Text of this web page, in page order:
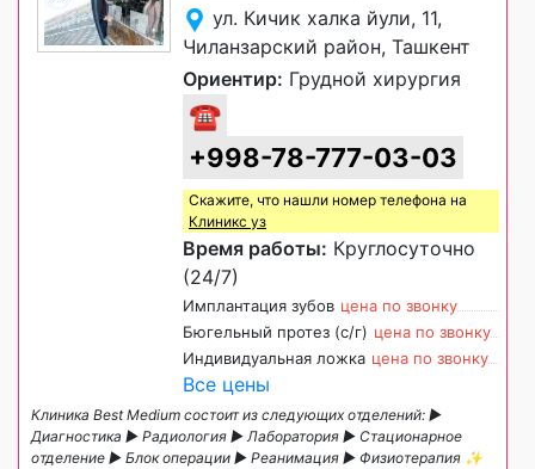
ул. Кичик халка йули, 11,
Чиланзарский район, Ташкент
Ориентир: Грудной хирургия
☎
+998-78-777-03-03
Скажите, что нашли номер телефона на
Клиникс уз
Время работы: Круглосуточно
(24/7)
Имплантация зубов цена по звонку
Бюгельный протез (с/г) цена по звонку
Индивидуальная ложка цена по звонку
Все цены
Клиника Best Medium состоит из следующих отделений: ►
Диагностика ► Радиология ► Лаборатория ► Стационарное
отделение ► Блок операции ► Реанимация ► Физиотерапия ✨